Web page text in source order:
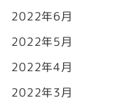
2022年6月
2022年5月
2022年4月
2022年3月